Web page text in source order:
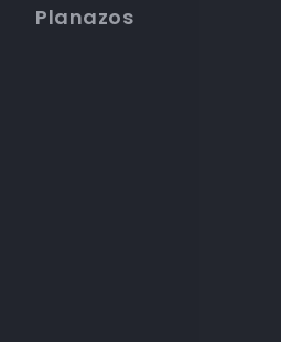
Planazos